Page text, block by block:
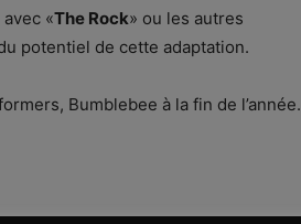
«The Rock» ou les autres
potentiel de cette adaptation.
Bumblebee à la fin de l’année.